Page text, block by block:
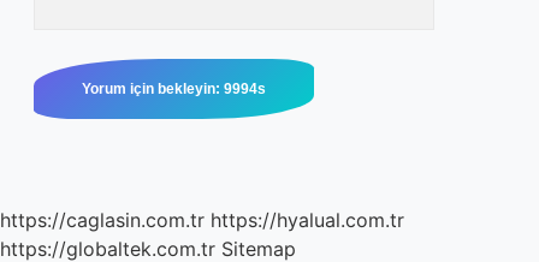
https://caglasin.com.tr https://hyalual.com.tr
https://globaltek.com.tr Sitemap